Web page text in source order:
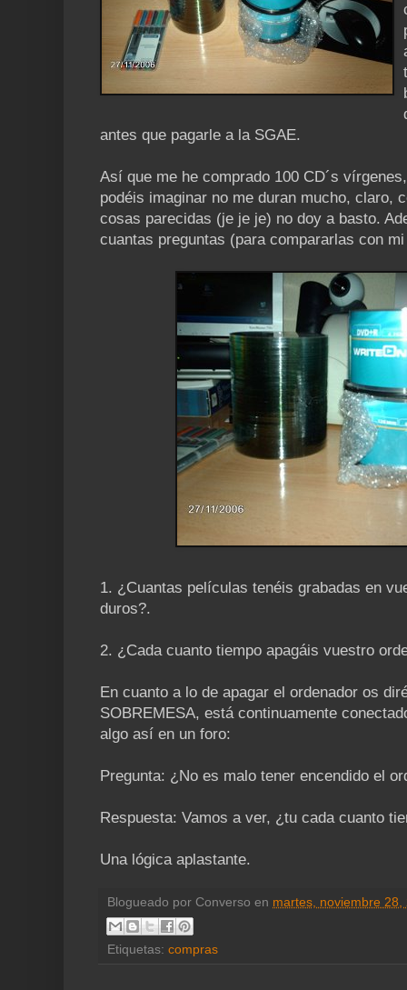
antes que pagarle a la SGAE.
Así que me he comprado 100 CD´s
podéis imaginar no me duran mucho, claro,
cosas parecidas (je je je) no doy a basto.
cuantas preguntas (para compararlas con
1. ¿Cuantas películas tenéis grabadas en
duros?.
2. ¿Cada cuanto tiempo apagáis vuestro
En cuanto a lo de apagar el ordenador os
SOBREMESA, está continuamente
algo así en un foro:
Pregunta: ¿No es malo tener encendido el
Respuesta: Vamos a ver, ¿tu cada cuanto
Una lógica aplastante.
Blogueado por Converso en martes, noviembre 28,
Etiquetas: compras